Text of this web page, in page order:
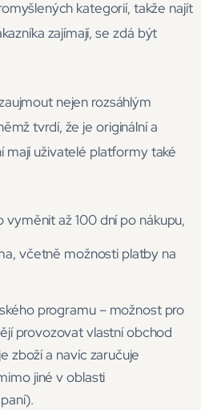
kategorií, takže najít
zajímají, se zdá být
nejen rozsáhlým
tvrdí, že je originální a
mají uživatelé platformy také
až 100 dní po nákupu,
včetně možnosti platby na
programu – možnost pro
provozovat vlastní obchod
zboží a navíc zaručuje
jiné v oblasti